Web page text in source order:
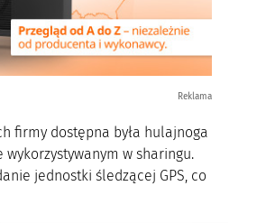
Reklama
firmy dostępna była hulajnoga
w sharingu.
jednostki śledzącej GPS, co